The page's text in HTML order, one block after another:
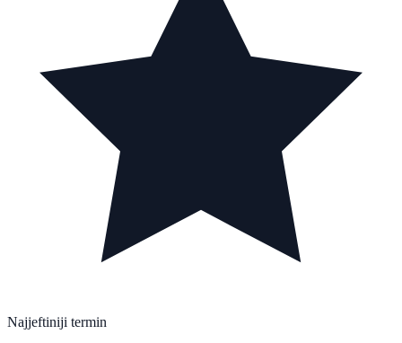
Najjeftiniji termin